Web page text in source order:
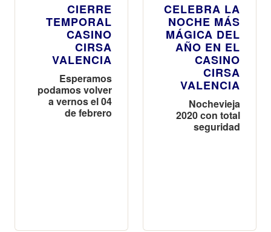
CIERRE
TEMPORAL
CASINO
CIRSA
VALENCIA
Esperamos
podamos volver
a vernos el 04
de febrero
CELEBRA LA
NOCHE MÁS
MÁGICA DEL
AÑO EN EL
CASINO
CIRSA
VALENCIA
Nochevieja
2020 con total
seguridad